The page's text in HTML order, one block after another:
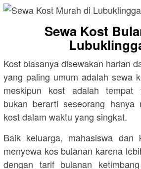
Sewa Kost
Kost biasanya disewakan harian
yang paling umum adalah sewa
meskipun kost adalah tempat
bukan berarti seseorang hanya
kost dalam waktu yang singkat.
Baik keluarga, mahasiswa dan
menyewa kos bulanan karena
dengan tarif bulanan